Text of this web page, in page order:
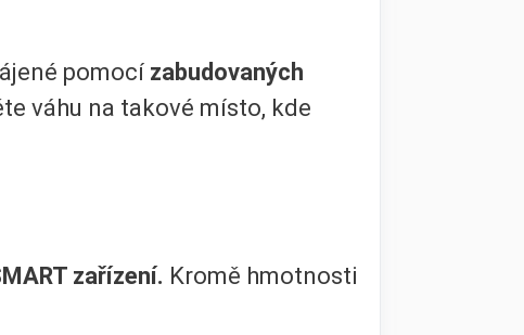
pomocí zabudovaných
váhu na takové místo, kde
zařízení. Kromě hmotnosti